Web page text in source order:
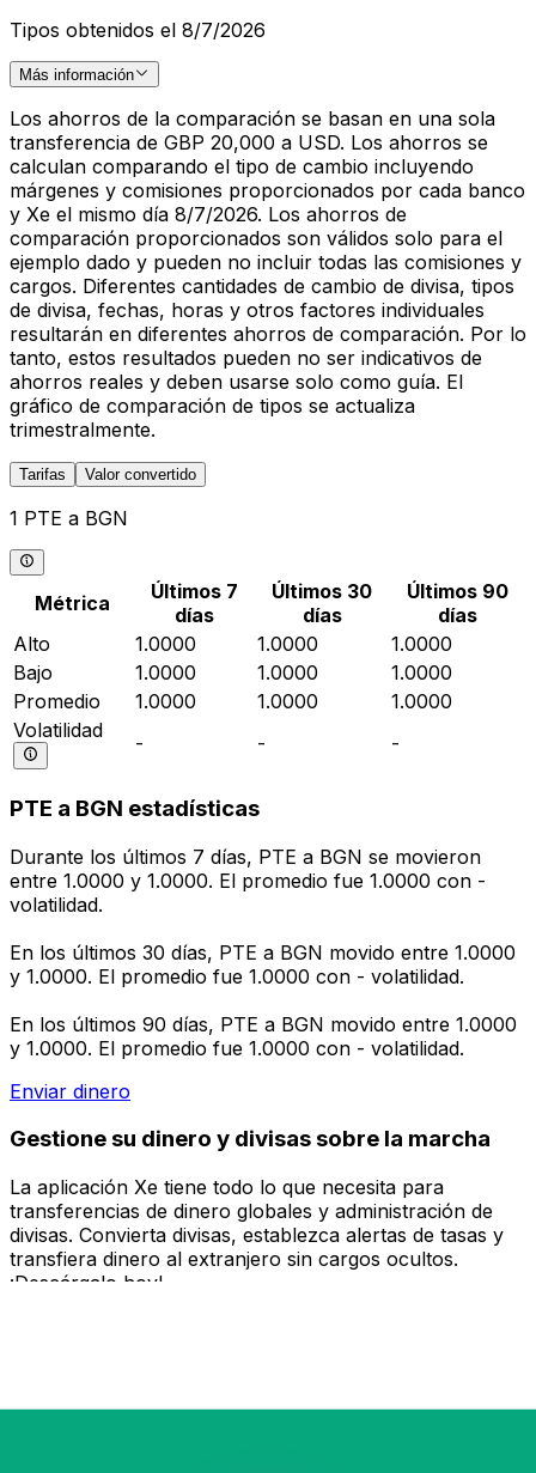
Tipos obtenidos el 8/7/2026
Más información
Los ahorros de la comparación se basan en una sola
transferencia de GBP 20,000 a USD. Los ahorros se
calculan comparando el tipo de cambio incluyendo
márgenes y comisiones proporcionados por cada banco
y Xe el mismo día 8/7/2026. Los ahorros de
comparación proporcionados son válidos solo para el
ejemplo dado y pueden no incluir todas las comisiones y
cargos. Diferentes cantidades de cambio de divisa, tipos
de divisa, fechas, horas y otros factores individuales
resultarán en diferentes ahorros de comparación. Por lo
tanto, estos resultados pueden no ser indicativos de
ahorros reales y deben usarse solo como guía. El
gráfico de comparación de tipos se actualiza
trimestralmente.
Tarifas Valor convertido
1 PTE a BGN
Métrica
Últimos 7
días
Últimos 30
días
Últimos 90
días
Alto
1.0000 1.0000
1.0000
Bajo
1.0000 1.0000
1.0000
Promedio
1.0000 1.0000
1.0000
Volatilidad
- - -
PTE a BGN estadísticas
Durante los últimos 7 días, PTE a BGN se movieron
entre 1.0000 y 1.0000. El promedio fue 1.0000 con -
volatilidad.
En los últimos 30 días, PTE a BGN movido entre 1.0000
y 1.0000. El promedio fue 1.0000 con - volatilidad.
En los últimos 90 días, PTE a BGN movido entre 1.0000
y 1.0000. El promedio fue 1.0000 con - volatilidad.
Enviar dinero
Gestione su dinero y divisas sobre la marcha
La aplicación Xe tiene todo lo que necesita para
transferencias de dinero globales y administración de
divisas. Convierta divisas, establezca alertas de tasas y
transfiera dinero al extranjero sin cargos ocultos.
¡Descárgalo hoy!